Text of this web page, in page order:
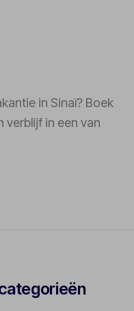
in Sinaï? Boek
verblijf in een van